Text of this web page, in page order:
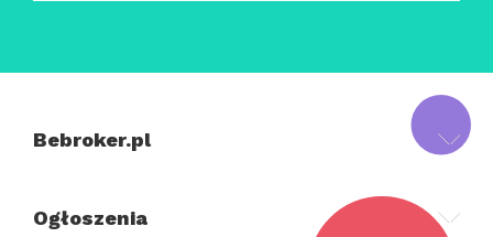
Bebroker.pl
Ogłoszenia